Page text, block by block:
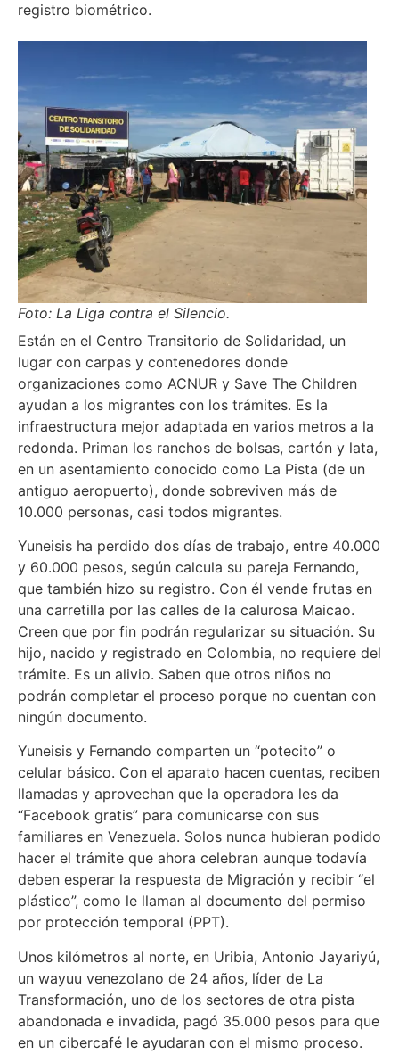
registro biométrico.
Foto: La Liga contra el Silencio.
Están en el Centro Transitorio de Solidaridad, un
lugar con carpas y contenedores donde
organizaciones como ACNUR y Save The Children
ayudan a los migrantes con los trámites. Es la
infraestructura mejor adaptada en varios metros a la
redonda. Priman los ranchos de bolsas, cartón y lata,
en un asentamiento conocido como La Pista (de un
antiguo aeropuerto), donde sobreviven más de
10.000 personas, casi todos migrantes.
Yuneisis ha perdido dos días de trabajo, entre 40.000
y 60.000 pesos, según calcula su pareja Fernando,
que también hizo su registro. Con él vende frutas en
una carretilla por las calles de la calurosa Maicao.
Creen que por fin podrán regularizar su situación. Su
hijo, nacido y registrado en Colombia, no requiere del
trámite. Es un alivio. Saben que otros niños no
podrán completar el proceso porque no cuentan con
ningún documento.
Yuneisis y Fernando comparten un “potecito” o
celular básico. Con el aparato hacen cuentas, reciben
llamadas y aprovechan que la operadora les da
“Facebook gratis” para comunicarse con sus
familiares en Venezuela. Solos nunca hubieran podido
hacer el trámite que ahora celebran aunque todavía
deben esperar la respuesta de Migración y recibir “el
plástico”, como le llaman al documento del permiso
por protección temporal (PPT).
Unos kilómetros al norte, en Uribia, Antonio Jayariyú,
un wayuu venezolano de 24 años, líder de La
Transformación, uno de los sectores de otra pista
abandonada e invadida, pagó 35.000 pesos para que
en un cibercafé le ayudaran con el mismo proceso.